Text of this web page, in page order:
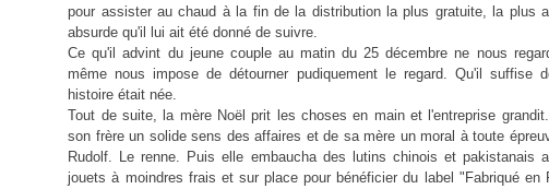
pour assister au chaud à la fin de la distribution la plus gratuite, la plus
absurde qu'il lui ait été donné de suivre.
Ce qu'il advint du jeune couple au matin du 25 décembre ne nous
même nous impose de détourner pudiquement le regard. Qu'il suffise
histoire était née.
Tout de suite, la mère Noël prit les choses en main et l'entreprise
son frère un solide sens des affaires et de sa mère un moral à toute
Rudolf. Le renne. Puis elle embaucha des lutins chinois et pakistanais
jouets à moindres frais et sur place pour bénéficier du label "Fabriqué en